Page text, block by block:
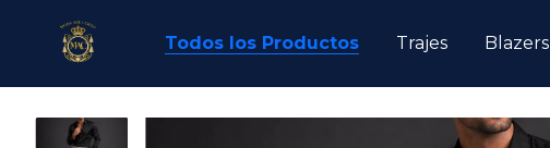
Todos los Productos Trajes Blazers